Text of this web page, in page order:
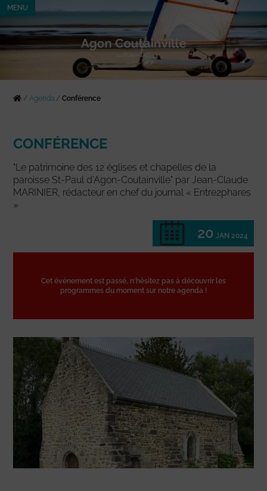
MENU
/Agenda /Conférence
CONFÉRENCE
"Le patrimoine des 12 églises et chapelles de la
paroisse St-Paul d’Agon-Coutainville" par Jean-Claude
MARINIER, rédacteur en chef du journal « Entre2phares
»
20 JAN 2024
Cet événement est passé, n'hésitez pas à découvrir les
programmes du moment sur notre agenda !